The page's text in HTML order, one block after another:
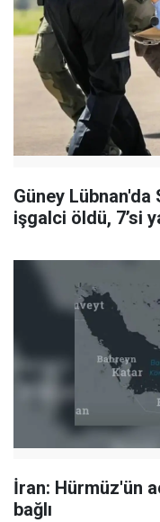
Güney
işgalci öldü, 7’si
İran: Hürmüz'ün
bağlı